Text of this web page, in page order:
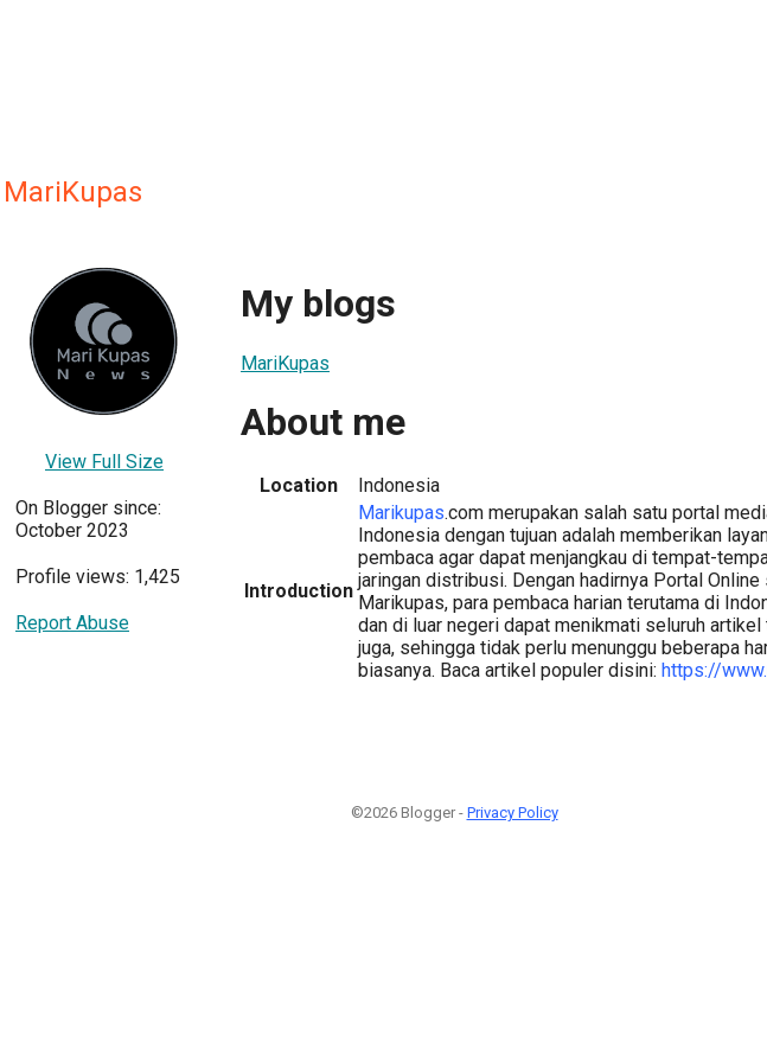
MariKupas
View Full Size
On Blogger since:
October 2023
Profile views: 1,425
Report Abuse
My blogs
MariKupas
About me
Location Indonesia
Introduction
Marikupas.com merupakan salah satu portal
Indonesia dengan tujuan adalah memberikan
pembaca agar dapat menjangkau di tempat-
jaringan distribusi. Dengan hadirnya Portal
Marikupas, para pembaca harian terutama di
dan di luar negeri dapat menikmati seluruh
juga, sehingga tidak perlu menunggu beberapa
biasanya. Baca artikel populer disini: https://
©2026 Blogger - Privacy Policy